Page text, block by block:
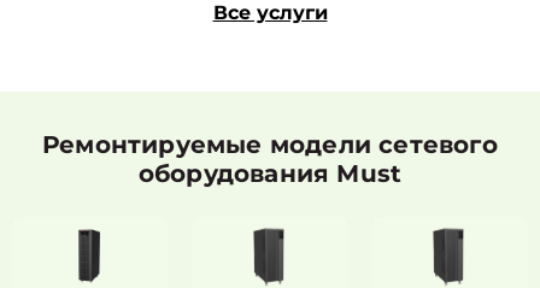
Все услуги
Ремонтируемые модели сетевого
оборудования Must